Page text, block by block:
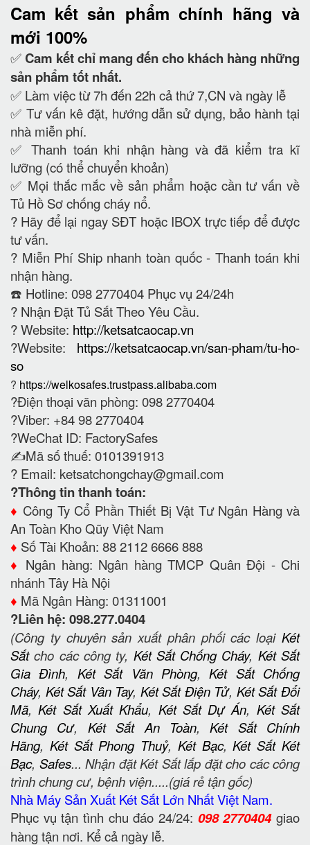
Cam kết sản phẩm chính hãng và
mới 100%
✅ Cam kếtchỉ mang đến cho khách hàng những
sản phẩm tốt nhất.
✅ Làm việc từ 7h đến 22h cả thứ 7,CN và ngày lễ
✅ Tư vấn kê đặt, hướng dẫn sử dụng, bảo hành tại
nhà miễn phí.
✅ Thanh toán khi nhận hàng và đã kiểm tra kĩ
lưỡng (có thể chuyển khoản)
✅ Mọi thắc mắc về sản phẩm hoặc cần tư vấn về
Tủ Hồ Sơ chống cháy nổ.
? Hãy để lại ngay SĐT hoặc IBOX trực tiếp để được
tư vấn.
? Miễn Phí Ship nhanh toàn quốc - Thanh toán khi
nhận hàng.
☎️ Hotline: 098 2770404 Phục vụ 24/24h
? Nhận Đặt Tủ Sắt Theo Yêu Cầu.
? Website: http://ketsatcaocap.vn
?Website: https://ketsatcaocap.vn/san-pham/tu-ho-
so
? https://welkosafes.trustpass.alibaba.com
?Điện thoại văn phòng: 098 2770404
?Viber: +84 98 2770404
?WeChat ID: FactorySafes
✍️Mã số thuế: 0101391913
? Email: ketsatchongchay@gmail.com
?Thông tin thanh toán:
♦️ Công Ty Cổ Phần Thiết Bị Vật Tư Ngân Hàng và
An Toàn Kho Qũy Việt Nam
♦️ Số Tài Khoản: 88 2112 6666 888
♦️ Ngân hàng: Ngân hàng TMCP Quân Đội - Chi
nhánh Tây Hà Nội
♦️ Mã Ngân Hàng: 01311001
?Liên hệ: 098.277.0404
(Công ty chuyên sản xuất phân phối các loại Két
Sắtcho các công ty, Két Sắt Chống Cháy, Két Sắt
Gia Đình, Két Sắt Văn Phòng,Két Sắt Chống
Cháy, Két Sắt Vân Tay, Két Sắt Điện Tử, Két Sắt Đổi
Mã,Két Sắt Xuất Khẩu, Két Sắt Dự Án, Két Sắt
Chung Cư, Két Sắt An Toàn,Két Sắt Chính
Hãng, Két Sắt Phong Thuỷ, Két Bạc,Két Sắt Két
Bạc, Safes... Nhận đặt Két Sắt lắp đặt cho các công
trình chung cư, bệnh viện.....(giá rẻ tận gốc)
Nhà Máy Sản Xuất Két Sắt Lớn Nhất Việt Nam.
Phục vụ tận tình chu đáo 24/24: 098 2770404giao
hàng tận nơi. Kể cả ngày lễ.